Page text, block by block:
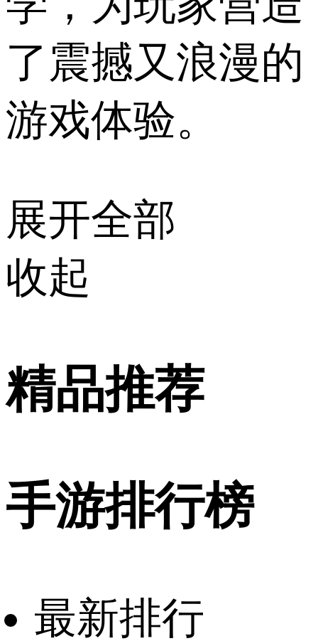
了震撼又浪漫的
游戏体验。
展开全部
收起
精品推荐
手游排行榜
最新排行